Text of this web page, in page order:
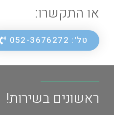
או התקשרו:
טל': 052-3676272
ראשונים בשירות!